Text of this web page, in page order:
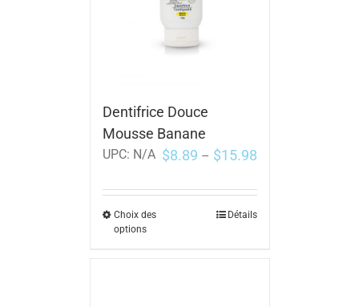
Dentifrice Douce
Mousse Banane
UPC: N/A $8.89 – $15.98
Choix des
options
Détails